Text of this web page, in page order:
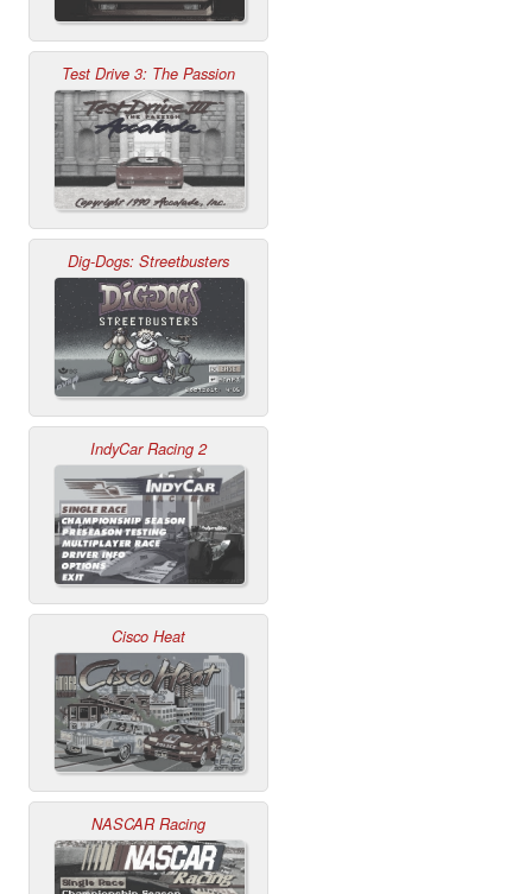
Test Drive 3: The Passion
Dig-Dogs: Streetbusters
IndyCar Racing 2
Cisco Heat
NASCAR Racing